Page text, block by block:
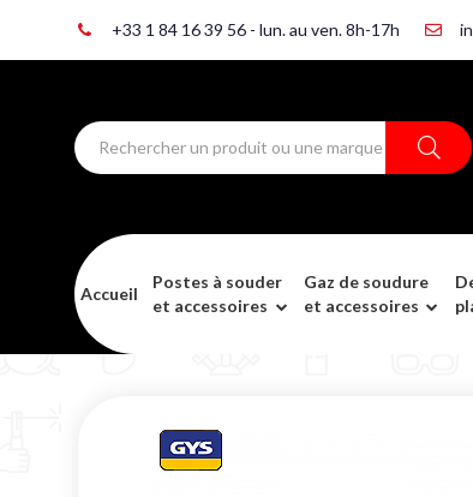
+33 1 84 16 39 56 - lun. au ven. 8h-17h
Accueil
Postes à souder
et accessoires
Gaz de soudure
et accessoires